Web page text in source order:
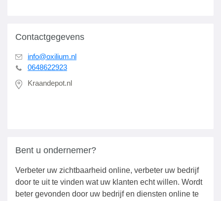
Contactgegevens
info@oxilium.nl
0648622923
Kraandepot.nl
Bent u ondernemer?
Verbeter uw zichtbaarheid online, verbeter uw bedrijf
door te uit te vinden wat uw klanten echt willen. Wordt
beter gevonden door uw bedrijf en diensten online te